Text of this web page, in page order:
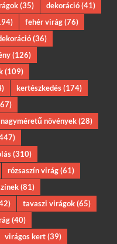
(35) dekoráció(41)
fehér virág(76)
(36)
(126)
(109)
kertészkedés(174)
nagyméretű növények(28)
(310)
rózsaszín virág(61)
(81)
tavaszi virágok(65)
(40)
virágos kert(39)